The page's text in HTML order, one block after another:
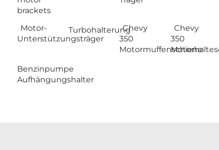
brackets
Motor-
Unterstützungsträger
TurbohalterungChevy
350
Motormuffenschiene
Chevy
350
Benzinpumpe
Aufhängungshalter